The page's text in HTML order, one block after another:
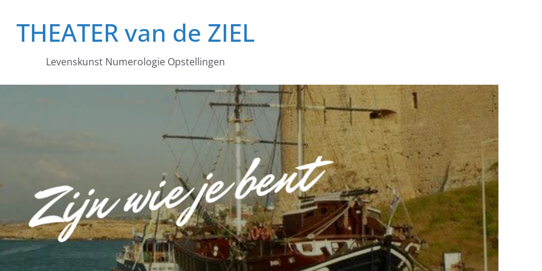
THEATER van de ZIEL
Levenskunst Numerologie Opstellingen